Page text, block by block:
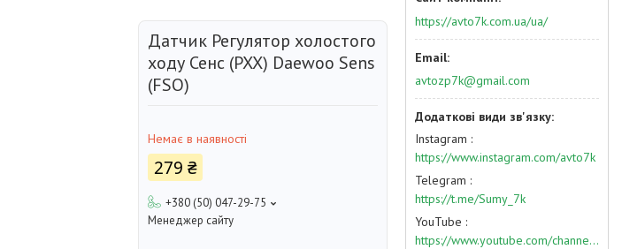
Датчик Регулятор холостого
ходу Сенс (РХХ) Daewoo Sens
(FSO)
Немає в наявності
279 ₴
+380 (50) 047-29-75
Менеджер сайту
https://avto7k.com.ua/ua/
avtozp7k@gmail.com
Instagram
https://www.instagram.com/avto7k
Telegram
https://t.me/Sumy_7k
YouTube
https://www.youtube.com/channel/UC574nvqqf5H_LzT4Va_GpQg?view_as=subscriber